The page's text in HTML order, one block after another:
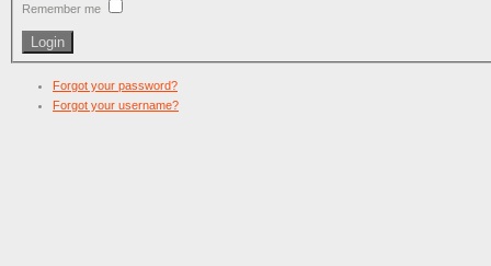
Remember me
Forgot your password?
Forgot your username?